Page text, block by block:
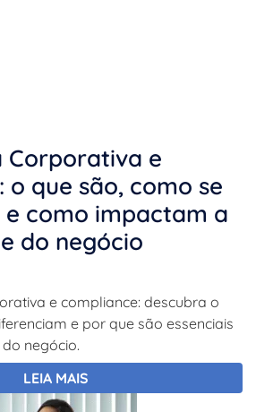
Corporativa e
o que são, como se
como impactam a
do negócio
e compliance: descubra o
e por que são essenciais
negócio.
LEIA MAIS